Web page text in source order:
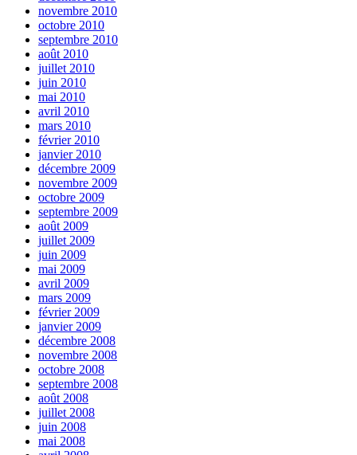
novembre 2010
octobre 2010
septembre 2010
août 2010
juillet 2010
juin 2010
mai 2010
avril 2010
mars 2010
février 2010
janvier 2010
décembre 2009
novembre 2009
octobre 2009
septembre 2009
août 2009
juillet 2009
juin 2009
mai 2009
avril 2009
mars 2009
février 2009
janvier 2009
décembre 2008
novembre 2008
octobre 2008
septembre 2008
août 2008
juillet 2008
juin 2008
mai 2008